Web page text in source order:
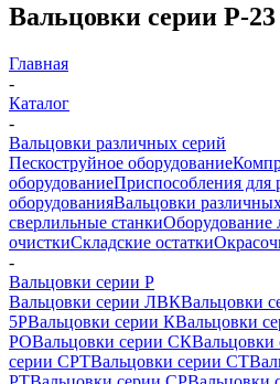
Вальцовки серии Р-23
Главная
-
Каталог
-
Вальцовки различных серий
Пескоструйное оборудование
оборудованиеПриспособления для
оборудованияВальцовки
сверлильные станкиОборудование
очисткиСкладские остатки
-
Вальцовки серии Р
Вальцовки серии ЛВКВальцовки
5РВальцовки серии КВальцовки
РОВальцовки серии СК
серии СРТВальцовки серии СТ